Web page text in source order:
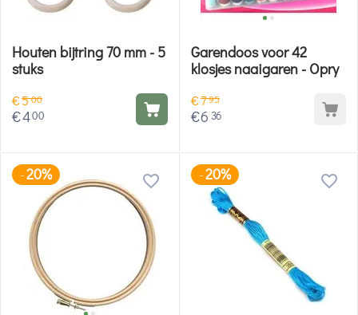
Houten bijtring 70 mm - 5
stuks
€500
€400
Garendoos voor 42
klosjes naaigaren - Opry
€795
€6 36
-20% -20%